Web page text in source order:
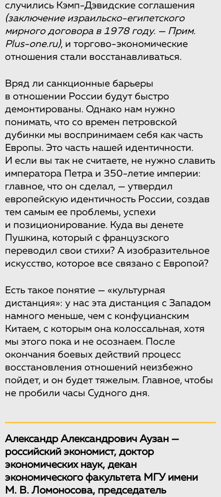
случились Кэмп-Дэвидские соглашения
(заключение израильско-египетского
мирного договора в 1978 году. — Прим.
Plus-one.ru), и торгово-экономические
отношения стали восстанавливаться.
Вряд ли санкционные барьеры
в отношении России будут быстро
демонтированы. Однако нам нужно
понимать, что со времен петровской
дубинки мы воспринимаем себя как часть
Европы. Это часть нашей идентичности.
И если вы так не считаете, не нужно славить
императора Петра и 350-летие империи:
главное, что он сделал, — утвердил
европейскую идентичность России, создав
тем самым ее проблемы, успехи
и позиционирование. Куда вы денете
Пушкина, который с французского
переводил свои стихи? А изобразительное
искусство, которое все связано с Европой?
Есть такое понятие — «культурная
дистанция»: у нас эта дистанция с Западом
намного меньше, чем с конфуцианским
Китаем, с которым она колоссальная, хотя
мы этого пока и не осознаем. После
окончания боевых действий процесс
восстановления отношений неизбежно
пойдет, и он будет тяжелым. Главное, чтобы
не пробили часы Судного дня.
Александр Александрович Аузан —
российский экономист, доктор
экономических наук, декан
экономического факультета МГУ имени
М. В. Ломоносова, председатель